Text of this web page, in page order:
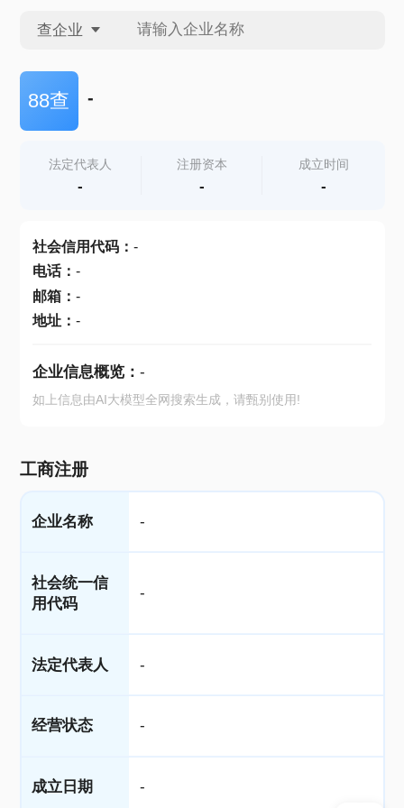
查企业
查企业
查产地
88查 -
法定代表人
-
注册资本
-
成立时间
-
社会信用代码： -
电话： -
邮箱： -
地址： -
企业信息概览： -
如上信息由AI大模型全网搜索生成，请甄别使用!
工商注册
企业名称 -
社会统一信
用代码
-
法定代表人 -
经营状态 -
成立日期 -